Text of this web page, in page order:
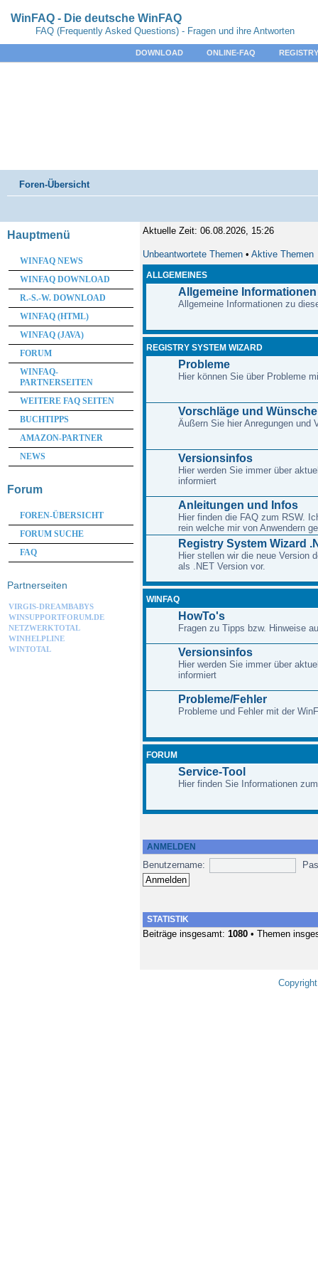
WinFAQ - Die deutsche WinFAQ
FAQ (Frequently Asked Questions) - Fragen und ihre Antworten
DOWNLOAD ONLINE-FAQ
Foren-Übersicht
Aktuelle Zeit: 06.08.2026, 15:26
Unbeantwortete Themen• Aktive Themen
ALLGEMEINES
Allgemeine Informationen
Allgemeine Informationen zu
REGISTRY SYSTEM WIZARD
Probleme
Hier können Sie über Probleme
Vorschläge und Wünsche
Äußern Sie hier Anregungen und
Versionsinfos
Hier werden Sie immer über
informiert
Anleitungen und Infos
Hier finden die FAQ zum RSW.
rein welche mir von Anwendern
Registry System Wizard
Hier stellen wir die neue Version
als .NET Version vor.
WINFAQ
HowTo's
Fragen zu Tipps bzw. Hinweise
Versionsinfos
Hier werden Sie immer über
informiert
Probleme/Fehler
Probleme und Fehler mit der
FORUM
Service-Tool
Hier finden Sie Informationen
ANMELDEN
Benutzername:
STATISTIK
Beiträge insgesamt: 1080• Themen
Hauptmenü
WINFAQ NEWS
WINFAQ DOWNLOAD
R.-S.-W. DOWNLOAD
WINFAQ (HTML)
WINFAQ (JAVA)
FORUM
WINFAQ-
PARTNERSEITEN
WEITERE FAQ SEITEN
BUCHTIPPS
AMAZON-PARTNER
NEWS
Forum
FOREN-ÜBERSICHT
FORUM SUCHE
FAQ
Partnerseiten
VIRGIS-DREAMBABYS
WINSUPPORTFORUM.DE
NETZWERKTOTAL
WINHELPLINE
WINTOTAL